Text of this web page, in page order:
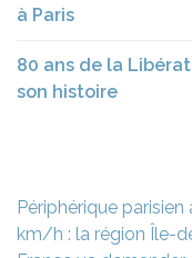
à Paris
80 ans de la
son histoire
Navigation
de
Périphérique parisien
km/h : la région Île-